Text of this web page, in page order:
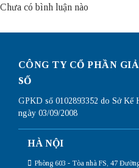
Chưa có bình luận nào
CÔNG TY CỔ PHẦN
SỐ
GPKD số 0102893352 do Sở
ngày 03/09/2008
HÀ NỘI
Phòng 603 - Tòa nhà FS, 47